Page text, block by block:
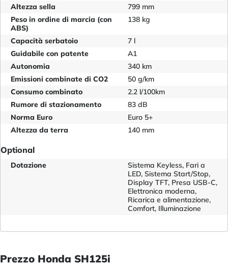
Altezza sella
799 mm
Peso in ordine di marcia (con
ABS)
138 kg
Capacità serbatoio
7 l
Guidabile con patente
A1
Autonomia
340 km
Emissioni combinate di CO2
50 g/km
Consumo combinato
2.2 l/100km
Rumore di stazionamento
83 dB
Norma Euro
Euro 5+
Altezza da terra
140 mm
Optional
Dotazione
Sistema Keyless, Fari a
LED, Sistema Start/Stop,
Display TFT, Presa USB-C,
Elettronica moderna,
Ricarica e alimentazione,
Comfort, Illuminazione
Prezzo Honda SH125i